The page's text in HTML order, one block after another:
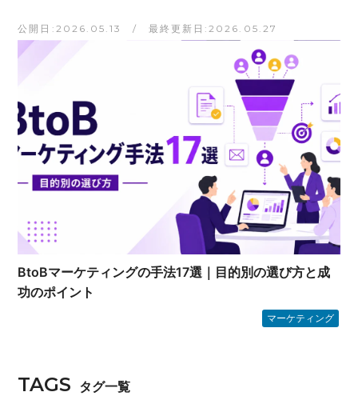
公開日:2026.05.13 / 最終更新日:2026.05.27
BtoBマーケティングの手法17選｜目的別の選び方と成
功のポイント
マーケティング
TAGS タグ一覧